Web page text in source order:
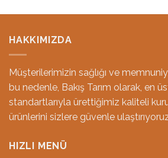
HAKKIMIZDA
Müşterilerimizin sağlığı ve
bu nedenle, Bakış Tarım olarak, en
standartlarıyla ürettiğimiz kaliteli
ürünlerini sizlere güvenle
HIZLI MENÜ